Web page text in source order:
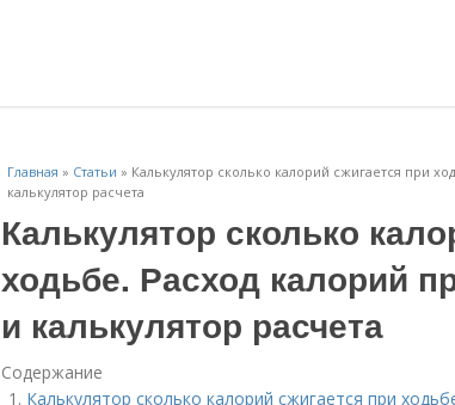
Главная » Статьи » Калькулятор сколько калорий сжигается при
калькулятор расчета
Калькулятор сколько
ходьбе. Расход калорий
и калькулятор расчета
Содержание
Калькулятор сколько калорий сжигается при